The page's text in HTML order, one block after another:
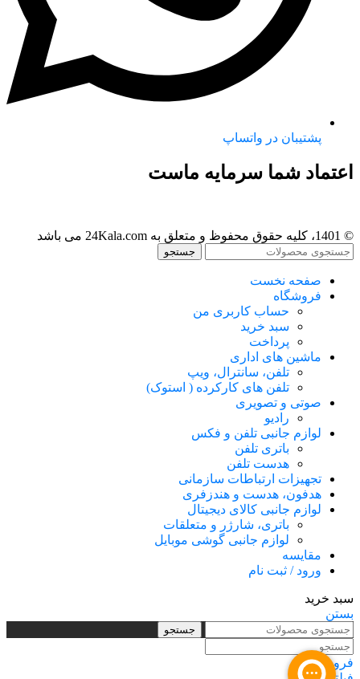
پشتیبان در واتساپ
اعتماد شما سرمایه ماست
© 1401، کلیه حقوق محفوظ و متعلق به 24Kala.com می باشد
جستجو
صفحه نخست
فروشگاه
حساب کاربری من
سبد خرید
پرداخت
ماشین های اداری
تلفن، سانترال، ویپ
تلفن های کارکرده ( استوک)
صوتی و تصویری
رادیو
لوازم جانبی تلفن و فکس
باتری تلفن
هدست تلفن
تجهیزات ارتباطات سازمانی
هدفون، هدست و هندزفری
لوازم جانبی کالای دیجیتال
باتری، شارژر و متعلقات
لوازم جانبی گوشی موبایل
مقایسه
ورود / ثبت نام
سبد خرید
بستن
جستجو
فروشگاه